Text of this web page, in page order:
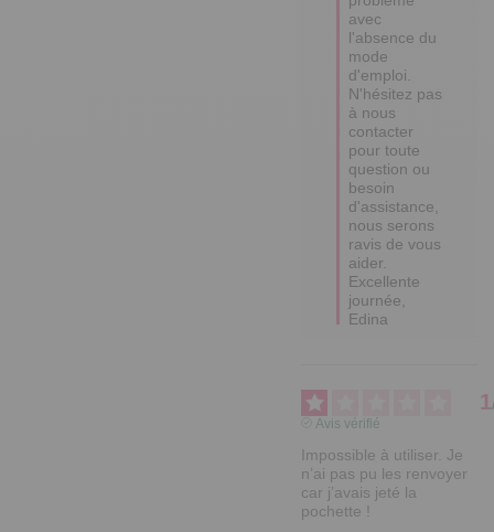
avec
l'absence du
mode
d'emploi.
N'hésitez pas
à nous
contacter
pour toute
question ou
besoin
d'assistance,
nous serons
ravis de vous
aider.
Excellente
journée,
Edina
1
Avis vérifié
Impossible à utiliser. Je
n’ai pas pu les renvoyer
car j’avais jeté la
pochette !